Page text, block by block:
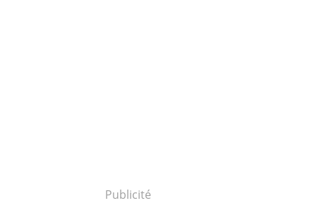
Publicité